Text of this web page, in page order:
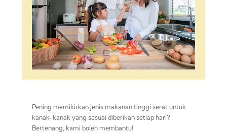
Pening memikirkan jenis makanan tinggi serat untuk
kanak-kanak yang sesuai diberikan setiap hari?
Bertenang, kami boleh membantu!